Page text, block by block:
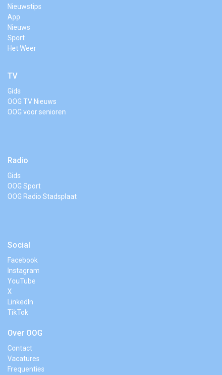
Nieuwstips
App
Nieuws
Sport
Het Weer
TV
Gids
OOG TV Nieuws
OOG voor senioren
Radio
Gids
OOG Sport
OOG Radio Stadsplaat
Social
Facebook
Instagram
YouTube
X
LinkedIn
TikTok
Over OOG
Contact
Vacatures
Frequenties